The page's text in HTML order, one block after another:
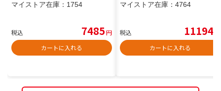
マイストア在庫： 1754
税込 7485円
カートに入れる
マイストア在庫： 4764
税込 11194
カートに入れる